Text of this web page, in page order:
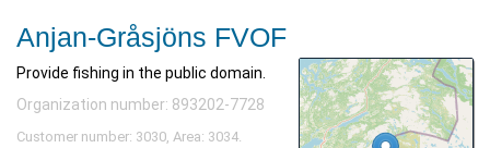
Anjan-Gråsjöns FVOF
Provide fishing in the public domain.
Organization number: 893202-7728
Customer number: 3030, Area: 3034.